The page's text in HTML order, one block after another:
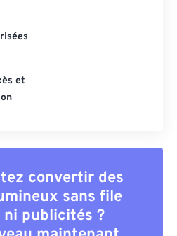
et
convertir des
sans file
publicités ?